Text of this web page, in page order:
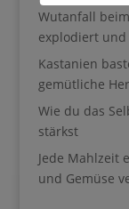
Wutanfall
explodiert
Kastanien
gemütliche
Wie du das
stärkst
Jede Mahlzeit
und Gemüse